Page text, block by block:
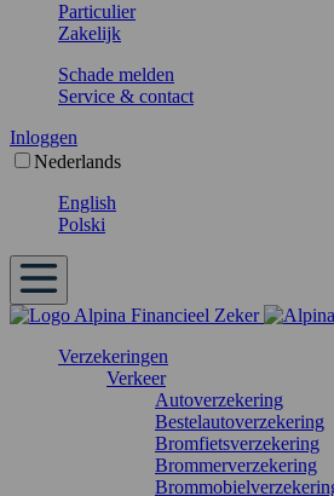
Particulier
Zakelijk
Schade melden
Service & contact
Inloggen
Nederlands
English
Polski
Verzekeringen
Verkeer
Autoverzekering
Bestelautoverzekering
Bromfietsverzekering
Brommerverzekering